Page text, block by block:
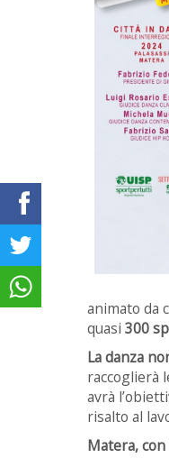
animato da
quasi 300
La danza
raccoglierà
avrà
risalto al
Matera,